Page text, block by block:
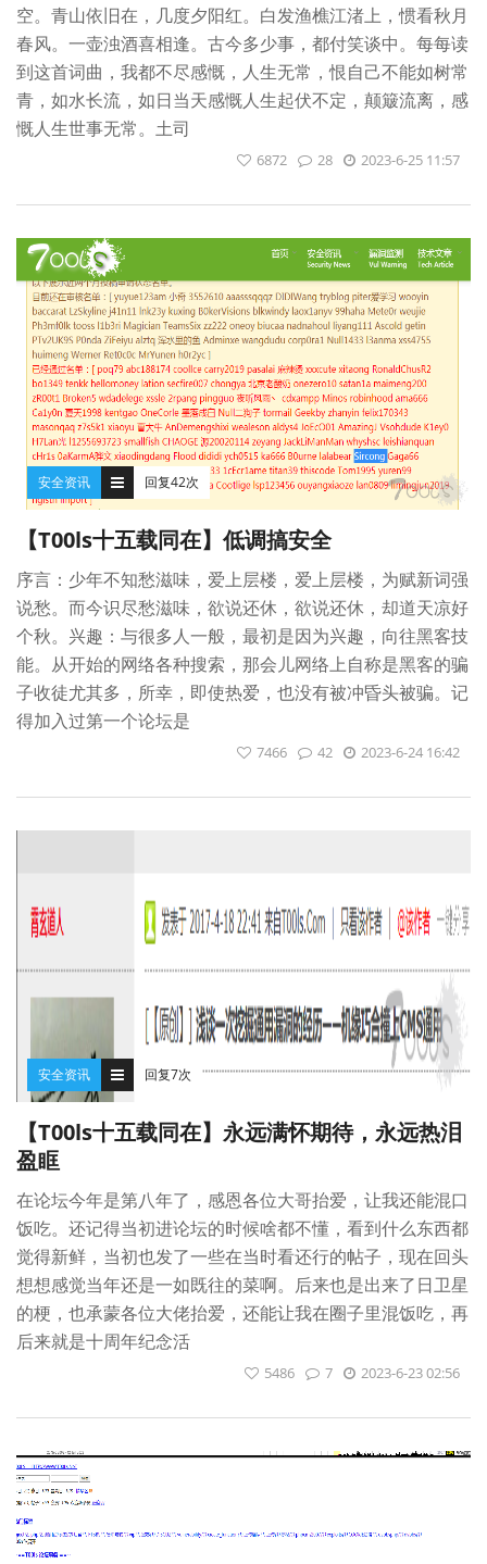
空。青山依旧在，几度夕阳红。白发渔樵江渚上，惯看秋月
春风。一壶浊酒喜相逢。古今多少事，都付笑谈中。每每读
到这首词曲，我都不尽感慨，人生无常，恨自己不能如树常
青，如水长流，如日当天感慨人生起伏不定，颠簸流离，感
慨人生世事无常。土司
2023-6-25 11:57
28
6872
安全资讯 回复42次
【T00ls十五载同在】低调搞安全
序言：少年不知愁滋味，爱上层楼，爱上层楼，为赋新词强
说愁。而今识尽愁滋味，欲说还休，欲说还休，却道天凉好
个秋。兴趣：与很多人一般，最初是因为兴趣，向往黑客技
能。从开始的网络各种搜索，那会儿网络上自称是黑客的骗
子收徒尤其多，所幸，即使热爱，也没有被冲昏头被骗。记
得加入过第一个论坛是
2023-6-24 16:42
42
7466
安全资讯 回复7次
【T00ls十五载同在】永远满怀期待，永远热泪
盈眶
在论坛今年是第八年了，感恩各位大哥抬爱，让我还能混口
饭吃。还记得当初进论坛的时候啥都不懂，看到什么东西都
觉得新鲜，当初也发了一些在当时看还行的帖子，现在回头
想想感觉当年还是一如既往的菜啊。后来也是出来了日卫星
的梗，也承蒙各位大佬抬爱，还能让我在圈子里混饭吃，再
后来就是十周年纪念活
2023-6-23 02:56
7
5486